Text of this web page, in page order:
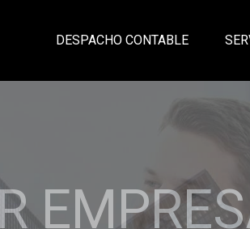
DESPACHO CONTABLE